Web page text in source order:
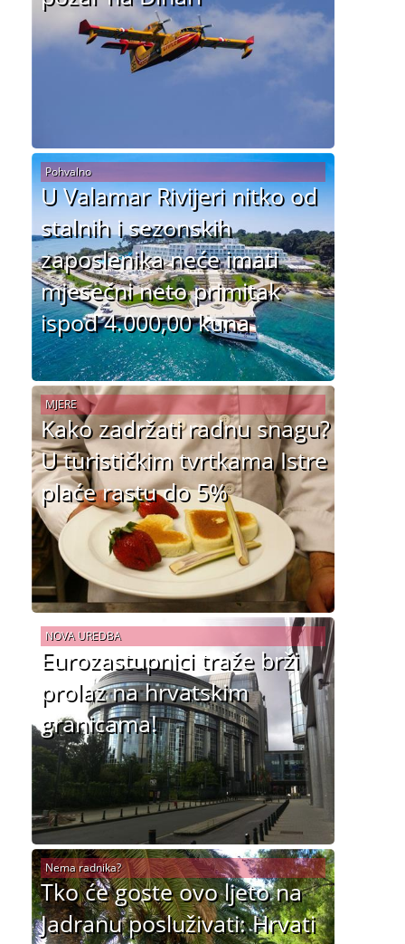
U Valamar Rivijeri nitko od
stalnih i sezonskih
zaposlenika neće imati
mjesečni neto primitak
ispod 4.000,00 kuna
Pohvalno
Kako zadržati radnu snagu?
U turističkim tvrtkama Istre
plaće rastu do 5%
MJERE
Eurozastupnici traže brži
prolaz na hrvatskim
granicama!
NOVA UREDBA
Tko će goste ovo ljeto na
Jadranu posluživati: Hrvati
Nema radnika?